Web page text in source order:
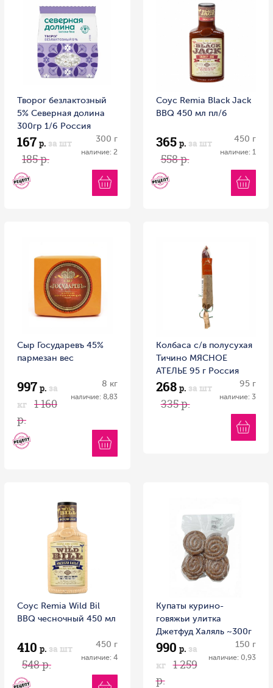
Творог безлактозный
5% Северная долина
300гр 1/6 Россия
167 р. за шт
185 р.
300 г
наличие: 2
Соус Remia Black Jack
BBQ 450 мл пл/б
365 р. за шт
558 р.
450 г
наличие: 1
Сыр Государевъ 45%
пармезан вес
997 р. за
кг
1 160
р.
8 кг
наличие: 8,83
Колбаса с/в полусухая
Тичино МЯСНОЕ
АТЕЛЬЕ 95 г Россия
268 р. за шт
335 р.
95 г
наличие: 3
Соус Remia Wild Bil
BBQ чесночный 450 мл
410 р. за шт
548 р.
450 г
наличие: 4
Купаты курино-
говяжьи улитка
Джетфуд Халяль ~300г
Россия
990 р. за
кг
1 259
р.
150 г
наличие: 0,93